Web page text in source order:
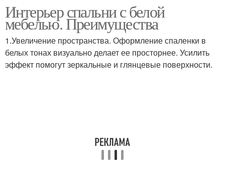
Интерьер спальни с белой
мебелью. Преимущества
1.Увеличение пространства. Оформление спаленки в
белых тонах визуально делает ее просторнее. Усилить
эффект помогут зеркальные и глянцевые поверхности.